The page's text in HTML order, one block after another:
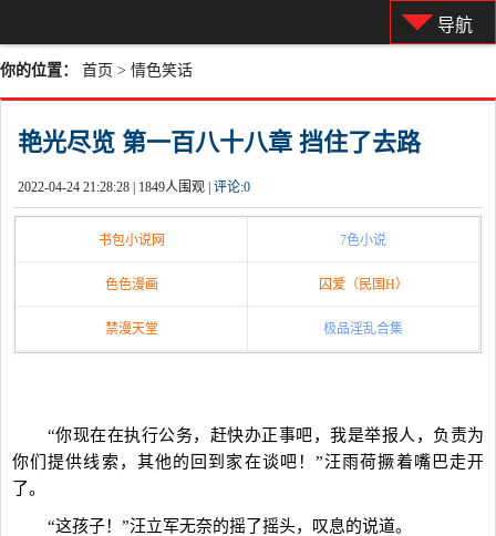
导航
你的位置： 首页 > 情色笑话
艳光尽览 第一百八十八章 挡住了去路
2022-04-24 21:28:28 | 1849人围观 | 评论:0
书包小说网 7色小说
色色漫画 囚爱（民国H）
禁漫天堂 极品淫乱合集
“你现在在执行公务，赶快办正事吧，我是举报人，负责为
你们提供线索，其他的回到家在谈吧！”汪雨荷撅着嘴巴走开
了。
“这孩子！”汪立军无奈的摇了摇头，叹息的说道。